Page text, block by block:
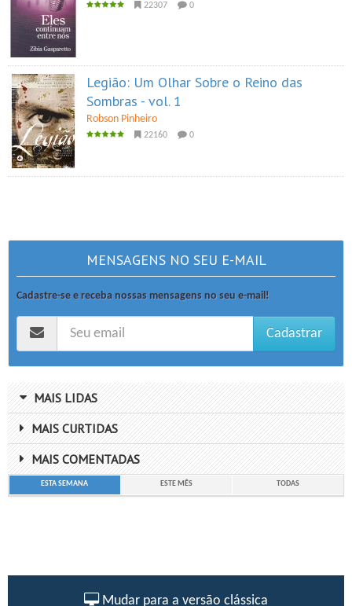
22307 0
Legião: Um Olhar Sobre o Reino das
Sombras - vol. 1
Robson Pinheiro
22160 0
MENSAGENS NO SEU E-MAIL
Cadastre-se e receba nossas mensagens no seu e-mail!
Cadastrar
MAIS LIDAS
MAIS CURTIDAS
MAIS COMENTADAS
ESTA SEMANA ESTE MÊS TODAS
Mudar para a versão clássica